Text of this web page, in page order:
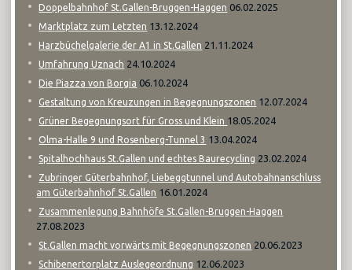
Doppelbahnhof St.Gallen-Bruggen-Haggen 06.02.2025
Marktplatz zum Letzten 13.12.2024
Harzbüchelgalerie der A1 in St.Gallen 21.11.2024
Umfahrung Uznach 24.10.2024
Die Piazza von Borgia 06.10.2024
Gestaltung von Kreuzungen in Begegnungszonen 12.07.2024
Grüner Begegnungsort für Gross und Klein 18.05.2024
Olma-Halle 9 und Rosenberg-Tunnel 3 13.04.2024
Spitalhochhaus St.Gallen und echtes Baurecycling 23.02.2024
Zubringer Güterbahnhof, Liebeggtunnel und Autobahnanschluss
am Güterbahnhof St.Gallen 16.01.2024
Zusammenlegung Bahnhöfe St.Gallen-Bruggen-Haggen
27.08.2023
St.Gallen macht vorwärts mit Begegnungszonen 20.06.2023
Schibenertorplatz Auslegeordnung 12.06.2023